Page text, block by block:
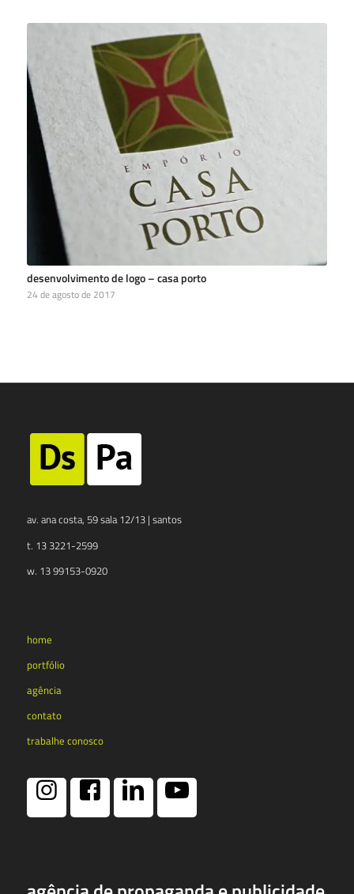
desenvolvimento de logo – casa porto
24 de agosto de 2017
av. ana costa, 59 sala 12/13 | santos
t. 13 3221-2599
w. 13 99153-0920
home
portfólio
agência
contato
trabalhe conosco